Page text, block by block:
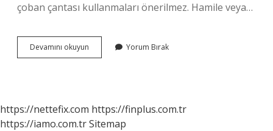
çoban çantası kullanmaları önerilmez. Hamile veya…
Devamını okuyun
Çantası
Yorum Bırak
https://nettefix.com https://finplus.com.tr
https://iamo.com.trSitemap